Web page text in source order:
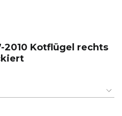
2010 Kotflügel rechts